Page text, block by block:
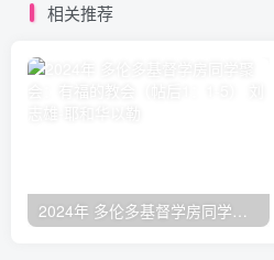
相关推荐
2024年 多伦多基督学房同学聚会：有福的教会（帖后1：1-5） 刘志雄